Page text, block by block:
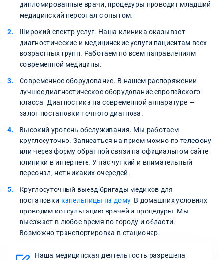
дипломированные врачи, процедуры проводит младший
медицинский персонал с опытом.
Широкий спектр услуг. Наша клиника оказывает
диагностические и медицинские услуги пациентам всех
возрастных групп. Работаем по всем направлениям
современной медицины.
Современное оборудование. В нашем распоряжении
лучшее диагностическое оборудование европейского
класса. Диагностика на современной аппаратуре —
залог постановки точного диагноза.
Высокий уровень обслуживания. Мы работаем
круглосуточно. Записаться на прием можно по телефону
или через форму обратной связи на официальном сайте
клиники в интернете. У нас чуткий и внимательный
персонал, нет никаких очередей.
Круглосуточный выезд бригады медиков для
постановки капельницы на дому. В домашних условиях
проводим консультацию врачей и процедуры. Мы
выезжает в любое время по городу и области.
Возможно транспортировка в стационар.
Наша медицинская деятельность разрешена